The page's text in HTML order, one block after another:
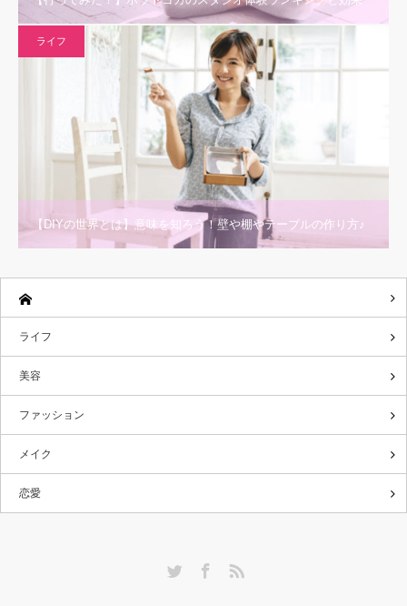
ライフ
【DIYの世界とは】意味を知ろう！壁や棚やテーブルの作り方♪
ライフ
美容
ファッション
メイク
恋愛